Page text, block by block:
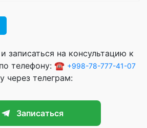
записаться на консультацию к
телефону: ☎️ +998-78-777-41-07
через телеграм:
Записаться